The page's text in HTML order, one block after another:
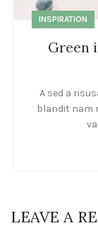
INSPIRATION
Green
A sed a
blandit nam
LEAVE A